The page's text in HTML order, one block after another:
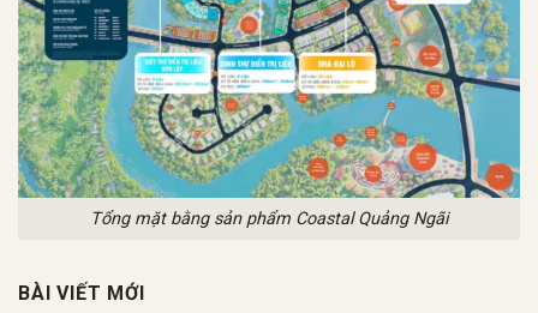
Tổng mặt bằng sản phẩm Coastal Quảng Ngãi
BÀI VIẾT MỚI